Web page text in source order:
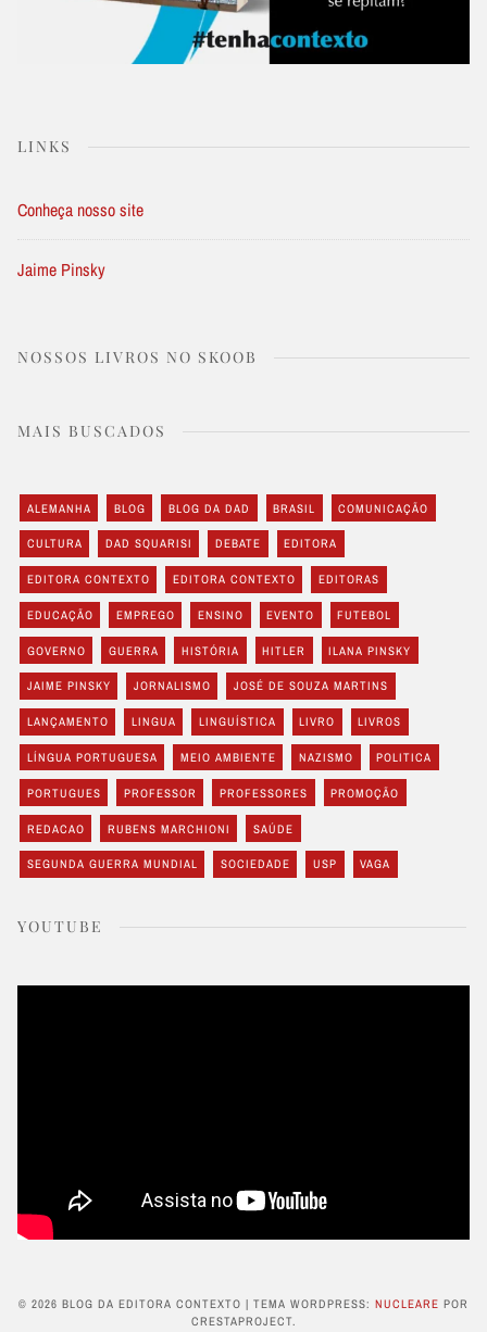
LINKS
Conheça nosso site
Jaime Pinsky
NOSSOS LIVROS NO SKOOB
MAIS BUSCADOS
ALEMANHA BLOG BLOG DA DAD BRASIL COMUNICAÇÃO
CULTURA DAD SQUARISI DEBATE EDITORA
EDITORA CONTEXTO EDITORA CONTEXTO EDITORAS
EDUCAÇÃO EMPREGO ENSINO EVENTO FUTEBOL
GOVERNO GUERRA HISTÓRIA HITLER ILANA PINSKY
JAIME PINSKY JORNALISMO JOSÉ DE SOUZA MARTINS
LANÇAMENTO LINGUA LINGUÍSTICA LIVRO LIVROS
LÍNGUA PORTUGUESA MEIO AMBIENTE NAZISMO POLITICA
PORTUGUES PROFESSOR PROFESSORES PROMOÇÃO
REDACAO RUBENS MARCHIONI SAÚDE
SEGUNDA GUERRA MUNDIAL SOCIEDADE USP VAGA
YOUTUBE
© 2026 BLOG DA EDITORA CONTEXTO | TEMA WORDPRESS: NUCLEARE POR
CRESTAPROJECT.